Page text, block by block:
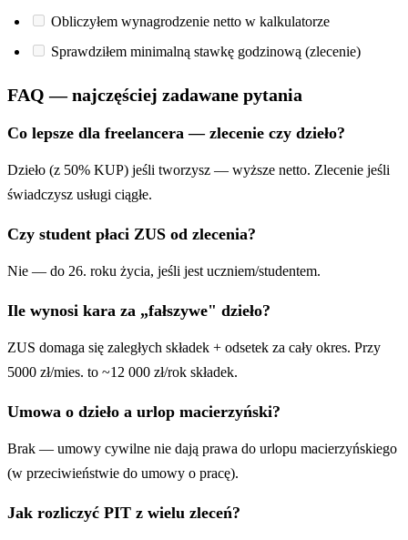
Obliczyłem wynagrodzenie netto w kalkulatorze
Sprawdziłem minimalną stawkę godzinową (zlecenie)
FAQ — najczęściej zadawane pytania
Co lepsze dla freelancera — zlecenie czy dzieło?
Dzieło (z 50% KUP) jeśli tworzysz — wyższe netto. Zlecenie jeśli
świadczysz usługi ciągłe.
Czy student płaci ZUS od zlecenia?
Nie — do 26. roku życia, jeśli jest uczniem/studentem.
Ile wynosi kara za „fałszywe" dzieło?
ZUS domaga się zaległych składek + odsetek za cały okres. Przy
5000 zł/mies. to ~12 000 zł/rok składek.
Umowa o dzieło a urlop macierzyński?
Brak — umowy cywilne nie dają prawa do urlopu macierzyńskiego
(w przeciwieństwie do umowy o pracę).
Jak rozliczyć PIT z wielu zleceń?